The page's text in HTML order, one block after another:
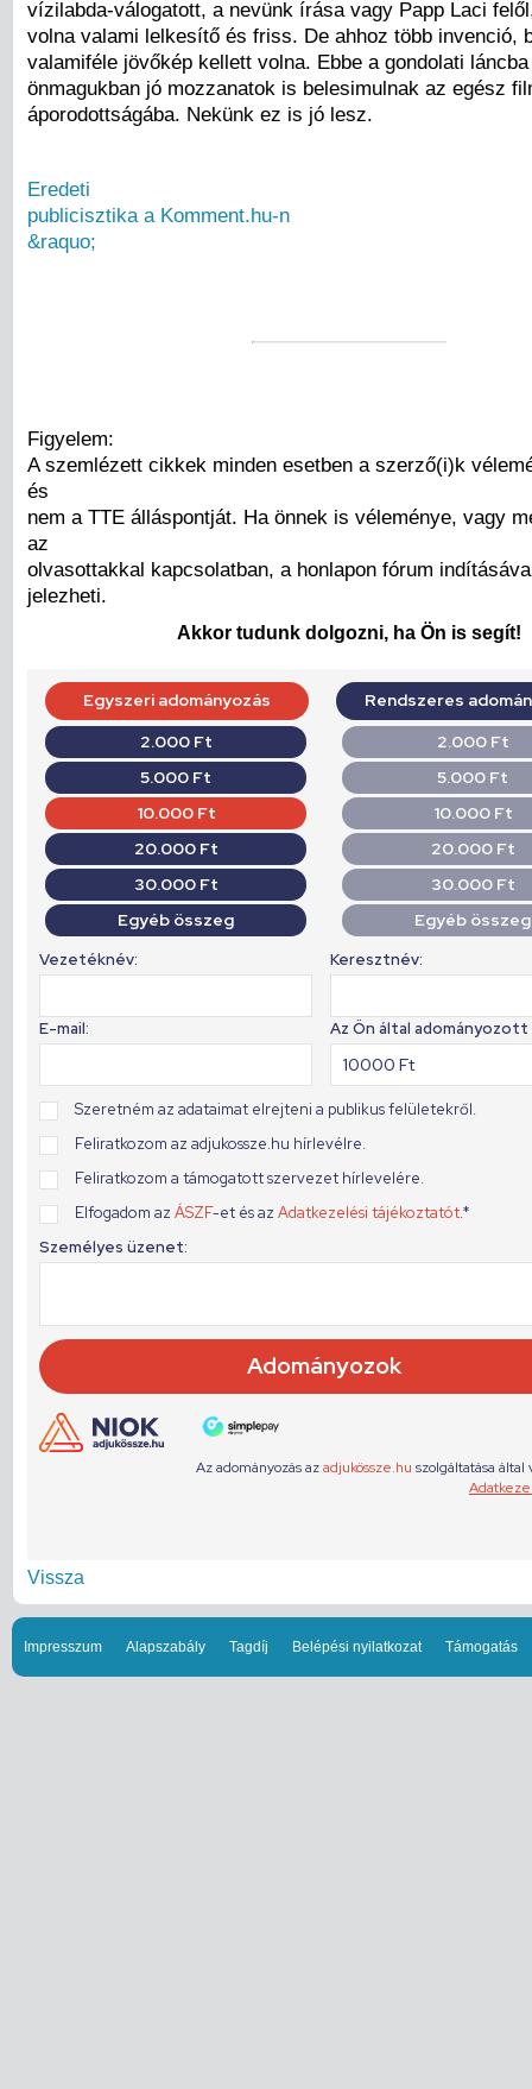
vízilabda-válogatott, a nevünk írása vagy Papp Laci
volna valami lelkesítő és friss. De ahhoz több invenció,
valamiféle jövőkép kellett volna. Ebbe a gondolati
önmagukban jó mozzanatok is belesimulnak az egész
áporodottságába. Nekünk ez is jó lesz.
Eredeti
publicisztika a Komment.hu-n
&raquo;
Figyelem:
A szemlézett cikkek minden esetben a szerző(i)k
és
nem a TTE álláspontját. Ha önnek is véleménye, vagy
az
olvasottakkal kapcsolatban, a honlapon fórum
jelezheti.
Akkor tudunk dolgozni, ha Ön is segít!
Vissza
Impresszum Alapszabály Tagdíj Belépési nyilatkozat Támogatás